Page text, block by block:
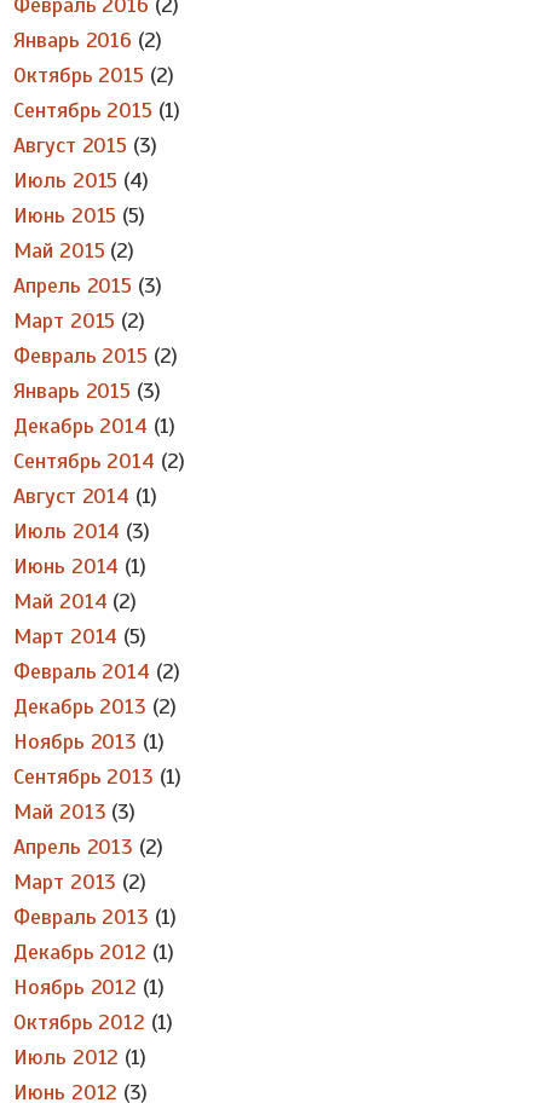
Январь 2016 (2)
Октябрь 2015 (2)
Сентябрь 2015 (1)
Август 2015 (3)
Июль 2015 (4)
Июнь 2015 (5)
Май 2015 (2)
Апрель 2015 (3)
Март 2015 (2)
Февраль 2015 (2)
Январь 2015 (3)
Декабрь 2014 (1)
Сентябрь 2014 (2)
Август 2014 (1)
Июль 2014 (3)
Июнь 2014 (1)
Май 2014 (2)
Март 2014 (5)
Февраль 2014 (2)
Декабрь 2013 (2)
Ноябрь 2013 (1)
Сентябрь 2013 (1)
Май 2013 (3)
Апрель 2013 (2)
Март 2013 (2)
Февраль 2013 (1)
Декабрь 2012 (1)
Ноябрь 2012 (1)
Октябрь 2012 (1)
Июль 2012 (1)
Июнь 2012 (3)